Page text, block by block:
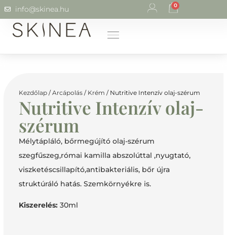
info@skinea.hu 0
Kezdőlap /Arcápolás / Krém / Nutritive Intenzív olaj-szérum
Nutritive Intenzív olaj-
szérum
Mélytápláló, bőrmegújító olaj-szérum
szegfűszeg,római kamilla abszolúttal ,nyugtató,
viszketéscsillapító,antibakteriális, bőr újra
struktúráló hatás. Szemkörnyékre is.
Kiszerelés: 30ml